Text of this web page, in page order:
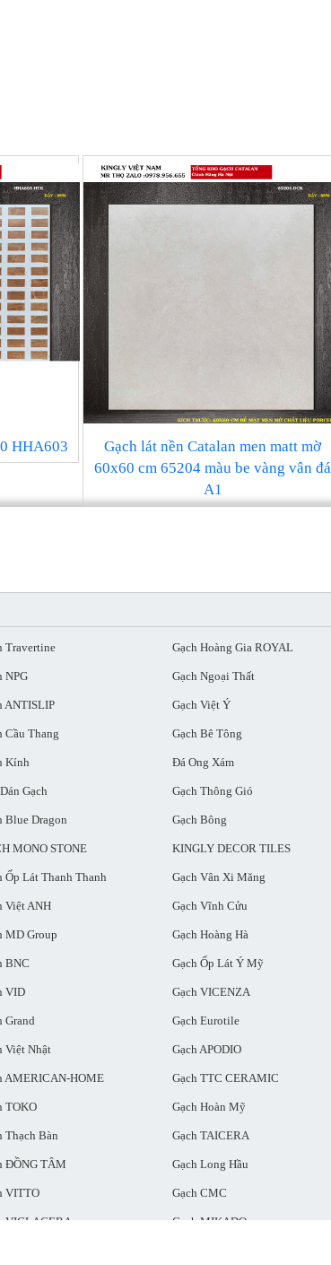
HHA603
Gạch lát nền Catalan men matt mờ
60x60 cm 65204 màu be vàng vân đá
A1
Travertine Gạch Hoàng Gia ROYAL
NPG Gạch Ngoại Thất
ANTISLIP Gạch Việt Ý
Cầu Thang Gạch Bê Tông
Kính Đá Ong Xám
Gạch Gạch Thông Gió
Blue Dragon Gạch Bông
MONO STONE KINGLY DECOR TILES
Ốp Lát Thanh Thanh Gạch Vân Xi Măng
Việt ANH Gạch Vĩnh Cửu
MD Group Gạch Hoàng Hà
BNC Gạch Ốp Lát Ý Mỹ
VID Gạch VICENZA
Grand Gạch Eurotile
Việt Nhật Gạch APODIO
AMERICAN-HOME Gạch TTC CERAMIC
TOKO Gạch Hoàn Mỹ
Thạch Bàn Gạch TAICERA
ĐỒNG TÂM Gạch Long Hầu
VITTO Gạch CMC
VIGLACERA Gạch MIKADO